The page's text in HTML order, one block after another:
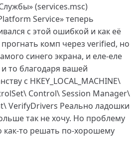
(services.msc)
Service» теперь
с этой ошибкой и как её
комп через verified, но
синего экрана, и еле-еле
то благодаря вашей
с HKEY_LOCAL_MACHINE\
Control\ Session Manager\
VerifyDrivers Реально ладошки
так не хочу. Но проблему
как-то решать по-хорошему